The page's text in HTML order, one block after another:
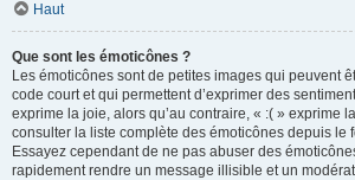
Haut
Que sont les émoticônes ?
Les émoticônes sont de petites images qui peuvent
code court et qui permettent d’exprimer des
exprime la joie, alors qu’au contraire, « :( » exprime
consulter la liste complète des émoticônes depuis le
Essayez cependant de ne pas abuser des
rapidement rendre un message illisible et un